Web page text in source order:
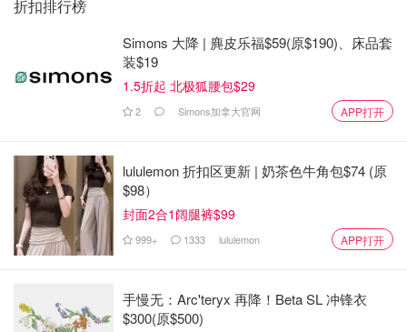
折扣排行榜
Simons 大降 | 麂皮乐福$59(原$190)、床品套
装$19
1.5折起 北极狐腰包$29
2 Simons加拿大官网 APP打开
lululemon 折扣区更新 | 奶茶色牛角包$74 (原
$98）
封面2合1阔腿裤$99
999+ 1333 lululemon APP打开
手慢无：Arc'teryx 再降！Beta SL 冲锋衣
$300(原$500)